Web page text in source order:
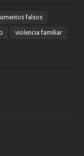
falsos
violencia familiar